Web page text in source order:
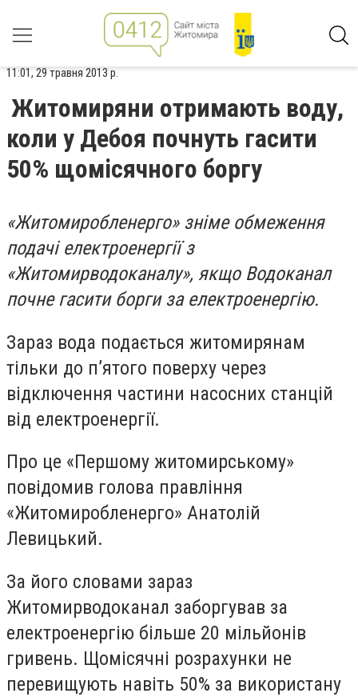
11:01, 29 травня 2013 р.
Житомиряни отримають воду,
коли у Дебоя почнуть гасити
50% щомісячного боргу
«Житомиробленерго» зніме обмеження
подачі електроенергії з
«Житомирводоканалу», якщо Водоканал
почне гасити борги за електроенергію.
Зараз вода подається житомирянам
тільки до п’ятого поверху через
відключення частини насосних станцій
від електроенергії.
Про це «Першому житомирському»
повідомив голова правління
«Житомиробленерго» Анатолій
Левицький.
За його словами зараз
Житомирводоканал заборгував за
електроенергію більше 20 мільйонів
гривень. Щомісячні розрахунки не
перевищують навіть 50% за використану